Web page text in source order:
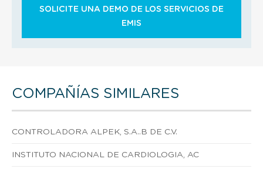
SOLICITE UNA DEMO DE LOS SERVICIOS DE
EMIS
COMPAÑÍAS SIMILARES
CONTROLADORA ALPEK, S.A..B DE C.V.
INSTITUTO NACIONAL DE CARDIOLOGIA, AC